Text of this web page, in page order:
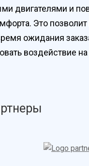
двигателями и
Это позволит
ожидания
воздействие